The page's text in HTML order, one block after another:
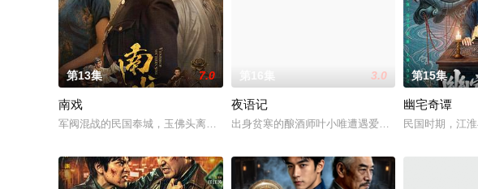
第13集 7.0
南戏
军阀混战的民国奉城，玉佛头离奇失窃，戏班主横尸戏台，将冷血少帅许又安与昆曲名伶
3.0
夜语记
出身贫寒的酿酒师叶小唯遭遇爱人程桉、恩师林晚
第15集
幽宅奇谭
民国时期，江